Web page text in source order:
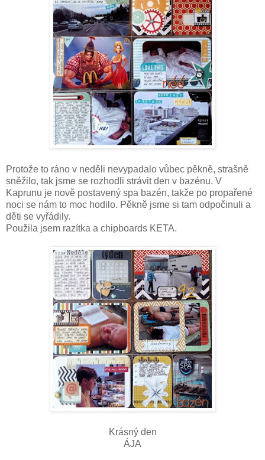
Protože to ráno v neděli nevypadalo vůbec pěkně, strašně
sněžilo, tak jsme se rozhodli strávit den v bazénu. V
Kaprunu je nově postavený spa bazén, takže po propařené
noci se nám to moc hodilo. Pěkně jsme si tam odpočinuli a
děti se vyřádily.
Použila jsem razítka a chipboards KETA.
Krásný den
ÁJA